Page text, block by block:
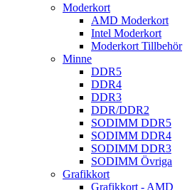
Moderkort
AMD Moderkort
Intel Moderkort
Moderkort Tillbehör
Minne
DDR5
DDR4
DDR3
DDR/DDR2
SODIMM DDR5
SODIMM DDR4
SODIMM DDR3
SODIMM Övriga
Grafikkort
Grafikkort - AMD